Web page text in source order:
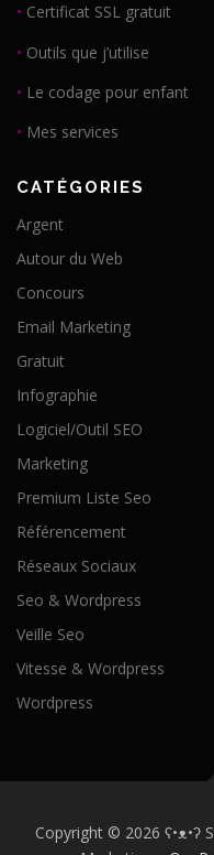
• Certificat SSL gratuit
• Outils que j’utilise
• Le codage pour enfant
• Mes services
CATÉGORIES
Argent
Autour du Web
Concours
Email Marketing
Gratuit
Infographie
Logiciel/Outil SEO
Marketing
Premium Liste Seo
Référencement
Réseaux Sociaux
Seo & Wordpress
Veille Seo
Vitesse & Wordpress
Wordpress
Copyright © 2026 ʕ•ᴥ•ʔ